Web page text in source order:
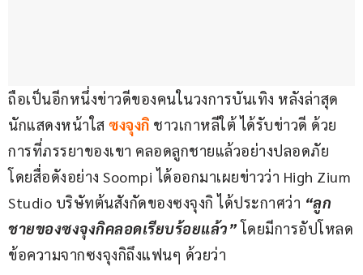
ถือเป็นอีกหนึ่งข่าวดีของคนในวงการบันเทิง หลังล่าสุด
นักแสดงหน้าใส ซงจุงกิ ชาวเกาหลีใต้ ได้รับข่าวดี ด้วย
การที่ภรรยาของเขา คลอดลูกชายแล้วอย่างปลอดภัย
โดยสื่อดังอย่าง Soompi ได้ออกมาเผยข่าวว่า High Zium
Studio บริษัทต้นสังกัดของซงจุงกิ ได้ประกาศว่า “ลูก
ชายของซงจุงกิคลอดเรียบร้อยแล้ว” โดยมีการอัปโหลด
ข้อความจากซงจุงกิถึงแฟนๆ ด้วยว่า